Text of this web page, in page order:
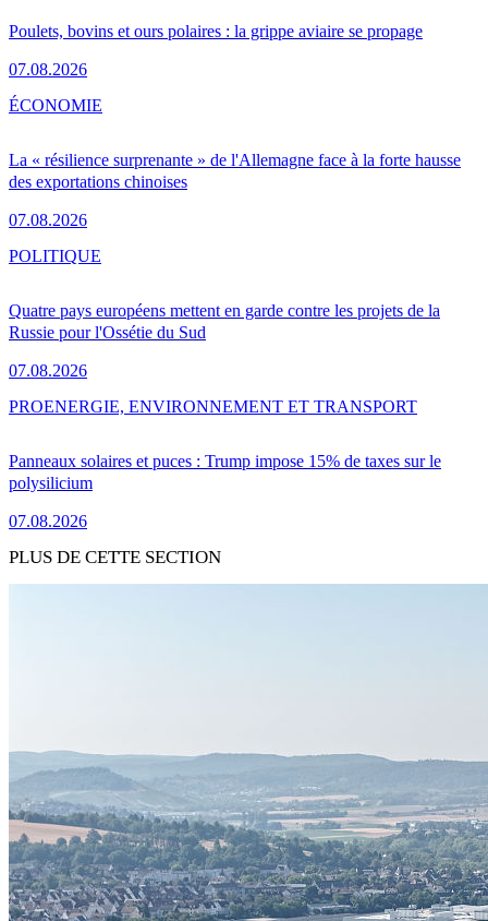
Poulets, bovins et ours polaires : la grippe aviaire se propage
07.08.2026
La « résilience surprenante » de l'Allemagne face à la forte hausse
des exportations chinoises
07.08.2026
ÉCONOMIE
Quatre pays européens mettent en garde contre les projets de la
Russie pour l'Ossétie du Sud
07.08.2026
POLITIQUE
Panneaux solaires et puces : Trump impose 15% de taxes sur le
polysilicium
07.08.2026
PROENERGIE, ENVIRONNEMENT ET TRANSPORT
PLUS DE CETTE SECTION